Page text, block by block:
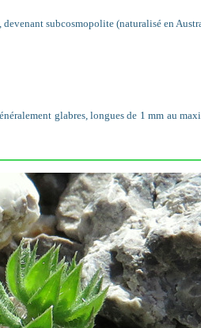
subcosmopolite (naturalisé en
glabres, longues de 1 mm au